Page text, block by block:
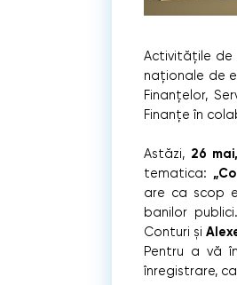
Activitățile de
naționale de
Finanțelor,
Finanțe în
Astăzi, 26
tematica:
are ca scop
banilor
Conturi și
Pentru a vă
înregistrare,